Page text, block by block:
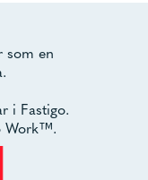
som en
i Fastigo.
Work™.